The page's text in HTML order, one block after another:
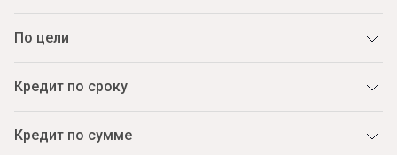
По цели
Кредит по сроку
Кредит по сумме